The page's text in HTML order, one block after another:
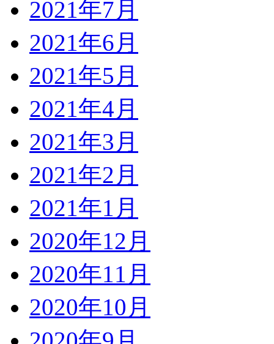
2021年7月
2021年6月
2021年5月
2021年4月
2021年3月
2021年2月
2021年1月
2020年12月
2020年11月
2020年10月